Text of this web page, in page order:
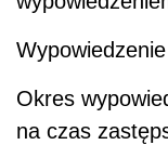
Okres
na czas